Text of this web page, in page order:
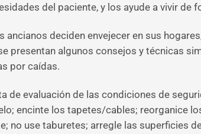
del paciente, y los ayude a vivir de
ancianos deciden envejecer en sus
presentan algunos consejos y técnicas
por caídas.
de evaluación de las condiciones de
encinte los tapetes/cables; reorganice
no use taburetes; arregle las superficies